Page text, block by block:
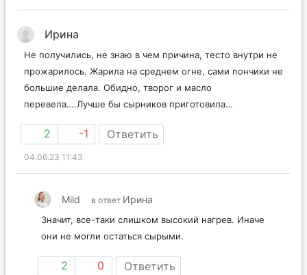
Ирина
Не получились, не знаю в чем причина, тесто внутри не
прожарилось. Жарила на среднем огне, сами пончики не
большие делала. Обидно, творог и масло
перевела….Лучше бы сырников приготовила…
2 -1 Ответить
04.06.23 11:43
Mild в ответ Ирина
Значит, все-таки слишком высокий нагрев. Иначе
они не могли остаться сырыми.
2 0 Ответить